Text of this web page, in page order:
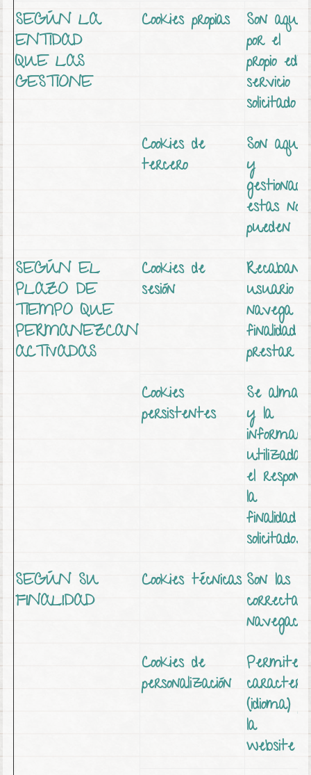
SEGÚN LA
ENTIDAD
QUE LAS
GESTIONE
Cookies propias
Son
por el
propio
servicio
solicitado
Cookies de
tercero
Son
y
estas no
pueden
SEGÚN EL
PLAZO DE
TIEMPO QUE
PERMANEZCAN
ACTIVADAS
Cookies de
sesión
usuario
navega
finalidad
prestar el
Cookies
persistentes
Se
y la
utilizada
el
la
finalidad
solicitado.
SEGÚN SU
FINALIDAD
Cookies técnicas Son las
correcta
Cookies de
personalización
(idioma)
la
website